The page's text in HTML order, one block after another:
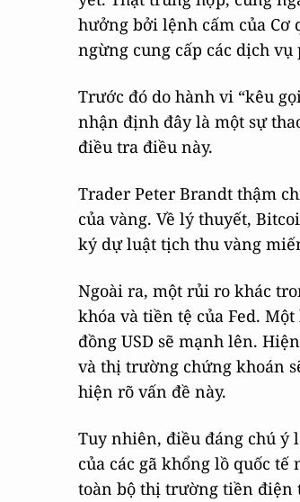
hưởng bởi lệnh cấm của Cơ
ngừng cung cấp các dịch
Trước đó do hành vi “kêu
nhận định đây là một sự
điều tra điều này.
Trader Peter Brandt thậm
của vàng. Về lý thuyết,
ký dự luật tịch thu vàng
Ngoài ra, một rủi ro khác
khóa và tiền tệ của Fed.
đồng USD sẽ mạnh lên.
và thị trường chứng khoán
hiện rõ vấn đề này.
Tuy nhiên, điều đáng chú ý
của các gã khổng lồ quốc
toàn bộ thị trường tiền điện